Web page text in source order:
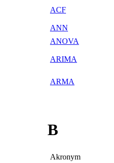
ACF
ANN
ANOVA
ARIMA
ARMA
B
Akronym